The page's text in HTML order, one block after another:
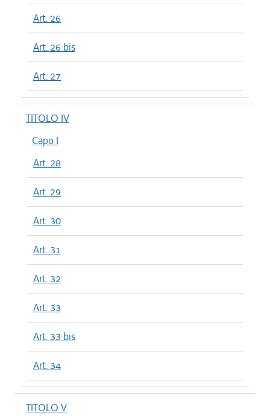
Art. 26
Art. 26 bis
Art. 27
TITOLO IV
Capo I
Art. 28
Art. 29
Art. 30
Art. 31
Art. 32
Art. 33
Art. 33 bis
Art. 34
TITOLO V